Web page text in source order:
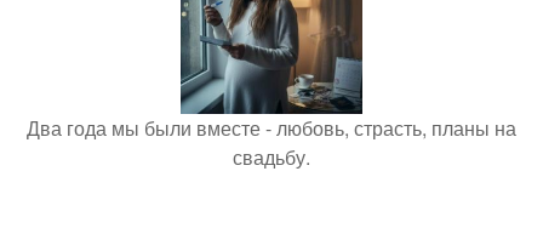
Два года мы были вместе - любовь, страсть, планы на
свадьбу.